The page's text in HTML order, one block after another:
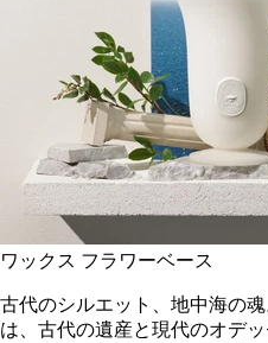
ワックス フラワーベース
古代のシルエット、地中海の
は、古代の遺産と現代のオデ